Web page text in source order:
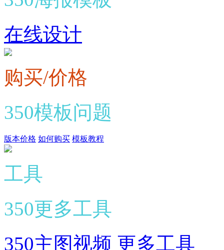
在线设计
购买/价格
350模板问题
版本价格 如何购买 模板教程
工具
350更多工具
350主图视频 更多工具